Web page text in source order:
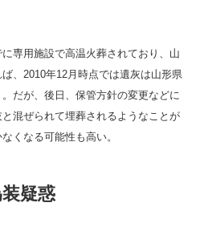
専用施設で高温火葬されており、山
、2010年12月時点では遺灰は山形県
だが、後日、保管方針の変更などに
混ぜられて埋葬されるようなことが
くなる可能性も高い。
疑惑